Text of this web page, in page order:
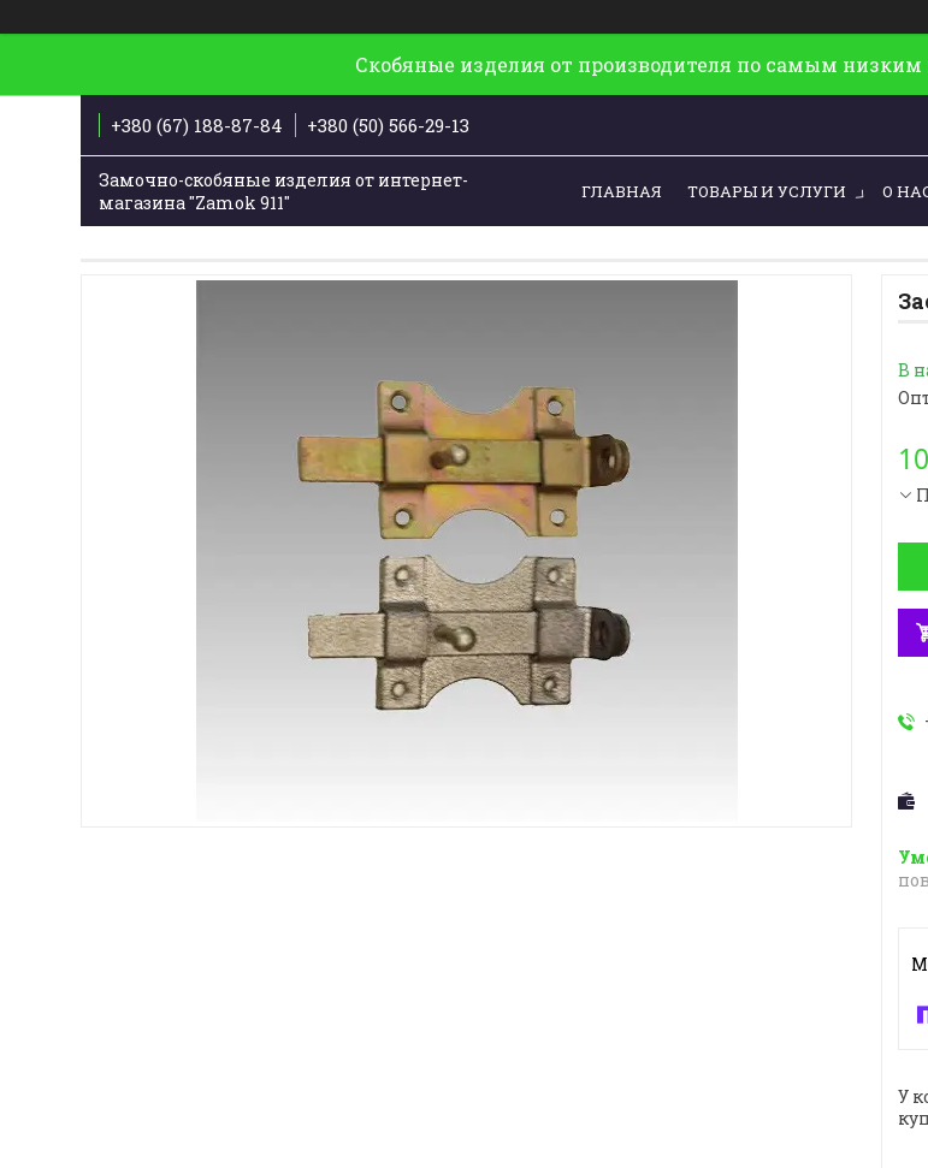
Скобяные изделия от производителя по самым низким
+380 (67) 188-87-84 +380 (50) 566-29-13
Замочно-скобяные изделия от интернет-
магазина "Zamok 911"
ГЛАВНАЯ ТОВАРЫ И УСЛУГИ О
В
У